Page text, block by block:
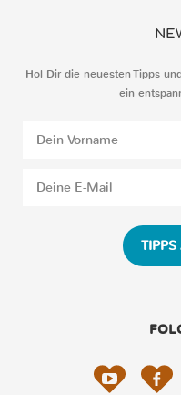
Hol Dir die neuesten Tipps
ein